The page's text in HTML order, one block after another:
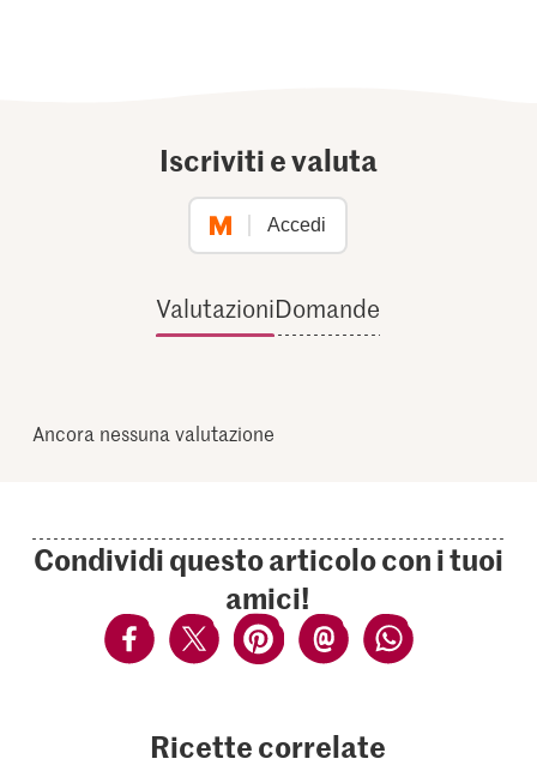
Iscriviti e valuta
Accedi
ValutazioniDomande
Ancora nessuna valutazione
Condividi questo articolo con i tuoi
amici!
Ricette correlate